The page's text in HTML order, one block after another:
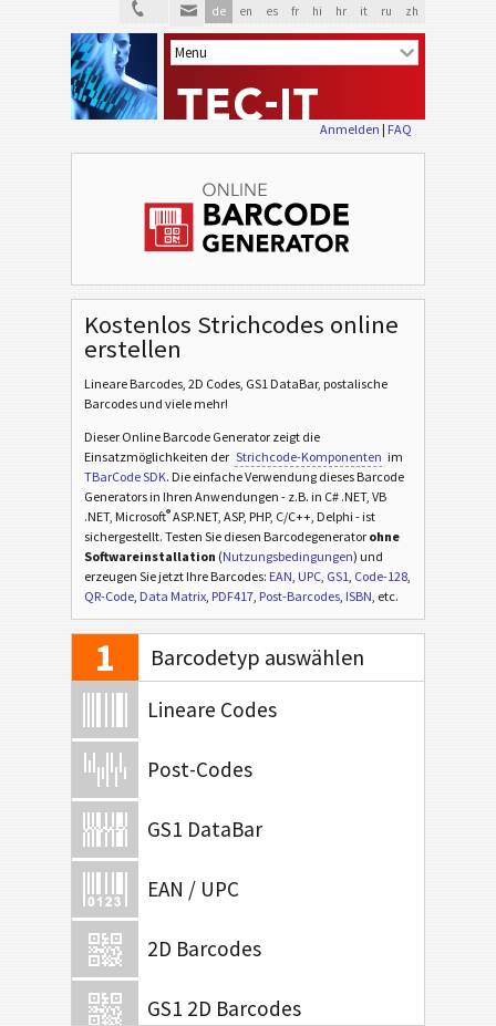
de en es fr hi hr it ru zh
Anmelden | FAQ
Kostenlos Strichcodes online
erstellen
Lineare Barcodes, 2D Codes, GS1 DataBar, postalische
Barcodes und viele mehr!
Dieser Online Barcode Generator zeigt die
Einsatzmöglichkeiten der Strichcode-Komponenten im
TBarCode SDK. Die einfache Verwendung dieses Barcode
Generators in Ihren Anwendungen - z.B. in C# .NET, VB
.NET, Microsoft®ASP.NET, ASP, PHP, C/C++, Delphi - ist
sichergestellt. Testen Sie diesen Barcodegenerator ohne
Softwareinstallation (Nutzungsbedingungen) und
erzeugen Sie jetzt Ihre Barcodes: EAN, UPC, GS1, Code-128,
QR-Code, Data Matrix, PDF417, Post-Barcodes, ISBN, etc.
1 Barcodetyp auswählen
Lineare Codes
Post-Codes
GS1 DataBar
EAN / UPC
2D Barcodes
GS1 2D Barcodes